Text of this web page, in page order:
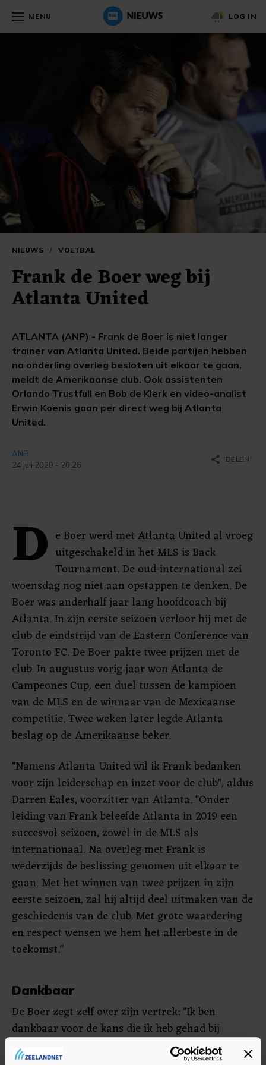
MENU LOG IN
NIEUWS / VOETBAL
Frank de Boer weg bij
Atlanta United
ATLANTA (ANP) - Frank de Boer is niet langer
trainer van Atlanta United. Beide partijen hebben
na onderling overleg besloten uit elkaar te gaan,
meldt de Amerikaanse club. Ook assistenten
Orlando Trustfull en Bob de Klerk en video-analist
Erwin Koenis gaan per direct weg bij Atlanta
United.
ANP
24 juli 2020 - 20:26
share DELEN
D e Boer werd met Atlanta United al vroeg
uitgeschakeld in het MLS is Back
Tournament. De oud-international zei
woensdag nog niet aan opstappen te denken. De
Boer was anderhalf jaar lang hoofdcoach bij
Atlanta. In zijn eerste seizoen verloor hij met de
club de eindstrijd van de Eastern Conference van
Toronto FC. De Boer pakte twee prijzen met de
club. In augustus vorig jaar won Atlanta de
Campeones Cup, een duel tussen de kampioen
van de MLS en de winnaar van de Mexicaanse
competitie. Twee weken later legde Atlanta
beslag op de Amerikaanse beker.
"Namens Atlanta United wil ik Frank bedanken
voor zijn leiderschap en inzet voor de club", aldus
Darren Eales, voorzitter van Atlanta. "Onder
leiding van Frank beleefde Atlanta in 2019 een
succesvol seizoen, zowel in de MLS als
internationaal. Na overleg met Frank is
wederzijds de beslissing genomen uit elkaar te
gaan. Met het winnen van twee prijzen in zijn
eerste seizoen, zal hij altijd deel uitmaken van de
geschiedenis van de club. Met grote waardering
en respect wensen we hem het allerbeste in de
toekomst."
Dankbaar
De Boer zegt zelf over zijn vertrek: "Ik ben
dankbaar voor de kans die ik heb gehad bij
Atlanta United. Coachen in de MLS en wonen in